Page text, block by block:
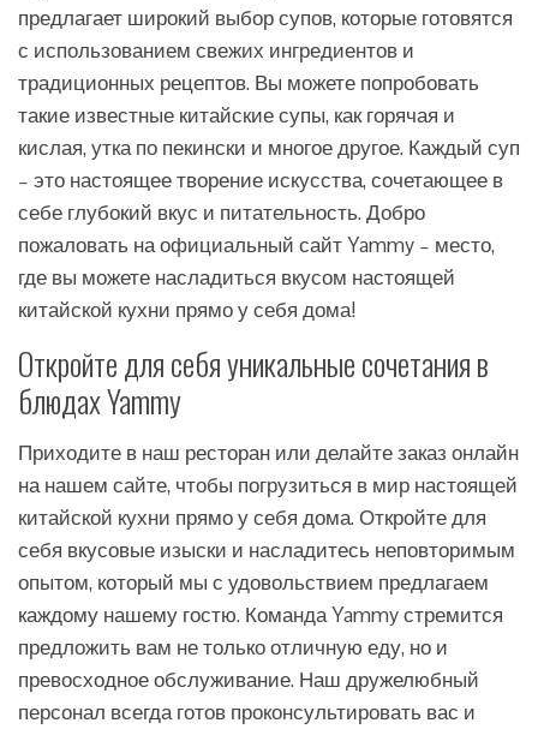
предлагает широкий выбор супов, которые готовятся
с использованием свежих ингредиентов и
традиционных рецептов. Вы можете попробовать
такие известные китайские супы, как горячая и
кислая, утка по пекински и многое другое. Каждый суп
– это настоящее творение искусства, сочетающее в
себе глубокий вкус и питательность. Добро
пожаловать на официальный сайт Yammy – место,
где вы можете насладиться вкусом настоящей
китайской кухни прямо у себя дома!
Откройте для себя уникальные сочетания в
блюдах Yammy
Приходите в наш ресторан или делайте заказ онлайн
на нашем сайте, чтобы погрузиться в мир настоящей
китайской кухни прямо у себя дома. Откройте для
себя вкусовые изыски и насладитесь неповторимым
опытом, который мы с удовольствием предлагаем
каждому нашему гостю. Команда Yammy стремится
предложить вам не только отличную еду, но и
превосходное обслуживание. Наш дружелюбный
персонал всегда готов проконсультировать вас и